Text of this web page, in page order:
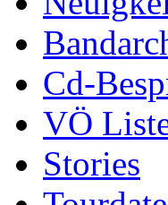
Cd-
VÖ
Stories